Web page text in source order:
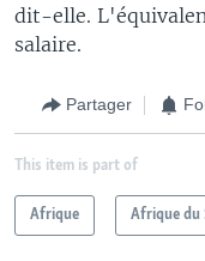
dit-elle.
salaire.
Partager
This item is part of
Afrique Afrique du